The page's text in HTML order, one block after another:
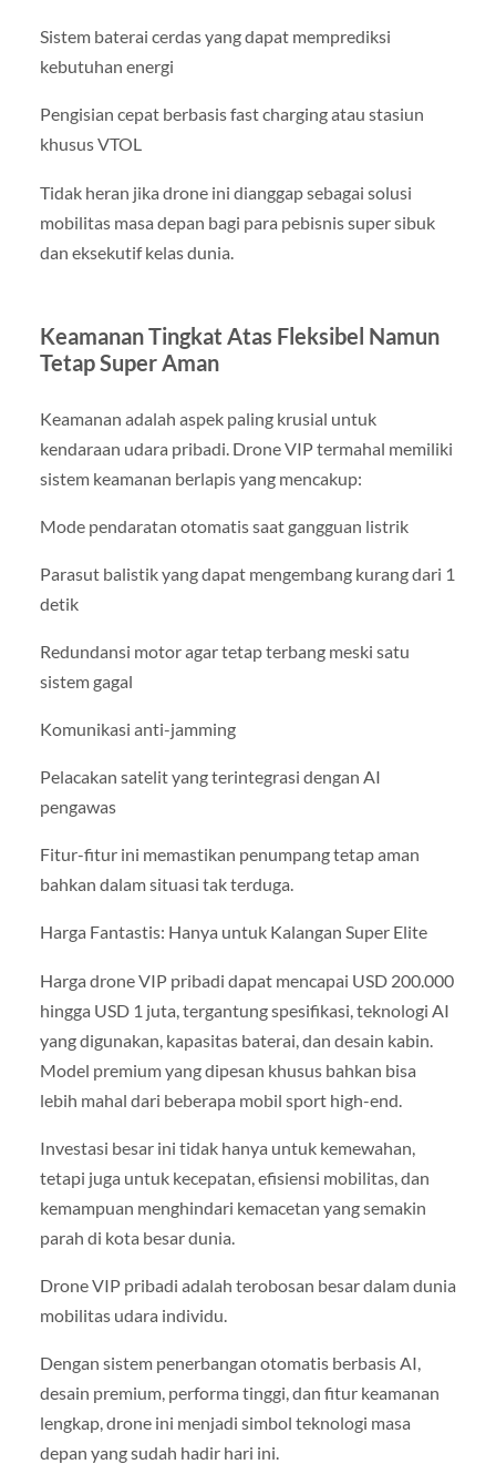
Sistem baterai cerdas yang dapat memprediksi
kebutuhan energi
Pengisian cepat berbasis fast charging atau stasiun
khusus VTOL
Tidak heran jika drone ini dianggap sebagai solusi
mobilitas masa depan bagi para pebisnis super sibuk
dan eksekutif kelas dunia.
Keamanan Tingkat Atas Fleksibel Namun
Tetap Super Aman
Keamanan adalah aspek paling krusial untuk
kendaraan udara pribadi. Drone VIP termahal memiliki
sistem keamanan berlapis yang mencakup:
Mode pendaratan otomatis saat gangguan listrik
Parasut balistik yang dapat mengembang kurang dari 1
detik
Redundansi motor agar tetap terbang meski satu
sistem gagal
Komunikasi anti-jamming
Pelacakan satelit yang terintegrasi dengan AI
pengawas
Fitur-fitur ini memastikan penumpang tetap aman
bahkan dalam situasi tak terduga.
Harga Fantastis: Hanya untuk Kalangan Super Elite
Harga drone VIP pribadi dapat mencapai USD 200.000
hingga USD 1 juta, tergantung spesifikasi, teknologi AI
yang digunakan, kapasitas baterai, dan desain kabin.
Model premium yang dipesan khusus bahkan bisa
lebih mahal dari beberapa mobil sport high-end.
Investasi besar ini tidak hanya untuk kemewahan,
tetapi juga untuk kecepatan, efisiensi mobilitas, dan
kemampuan menghindari kemacetan yang semakin
parah di kota besar dunia.
Drone VIP pribadi adalah terobosan besar dalam dunia
mobilitas udara individu.
Dengan sistem penerbangan otomatis berbasis AI,
desain premium, performa tinggi, dan fitur keamanan
lengkap, drone ini menjadi simbol teknologi masa
depan yang sudah hadir hari ini.